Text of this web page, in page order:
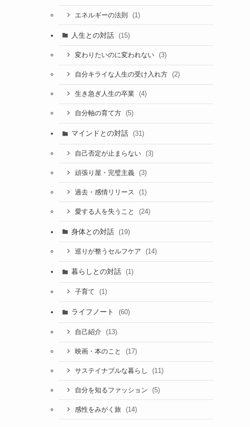
エネルギーの法則 (1)
人生との対話 (15)
変わりたいのに変われない (3)
自分キライな人生の受け入れ方 (2)
生き急ぎ人生の卒業 (4)
自分軸の育て方 (5)
マインドとの対話 (31)
自己否定が止まらない (3)
頑張り屋・完璧主義 (3)
過去・感情リリース (1)
愛する人を失うこと (24)
身体との対話 (19)
巡りが整うセルフケア (14)
暮らしとの対話 (1)
子育て (1)
ライフノート (60)
自己紹介 (13)
映画・本のこと (17)
サステイナブルな暮らし (11)
自分を知るファッション (5)
感性をみがく旅 (14)